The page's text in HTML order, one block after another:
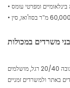
בינלאומיים ומפרטי עומס
משרדים במכולות
משרדים ניידים עם מכולות בגובה 20/40 רגל, מושלמים